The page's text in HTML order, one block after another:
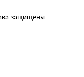
защищены